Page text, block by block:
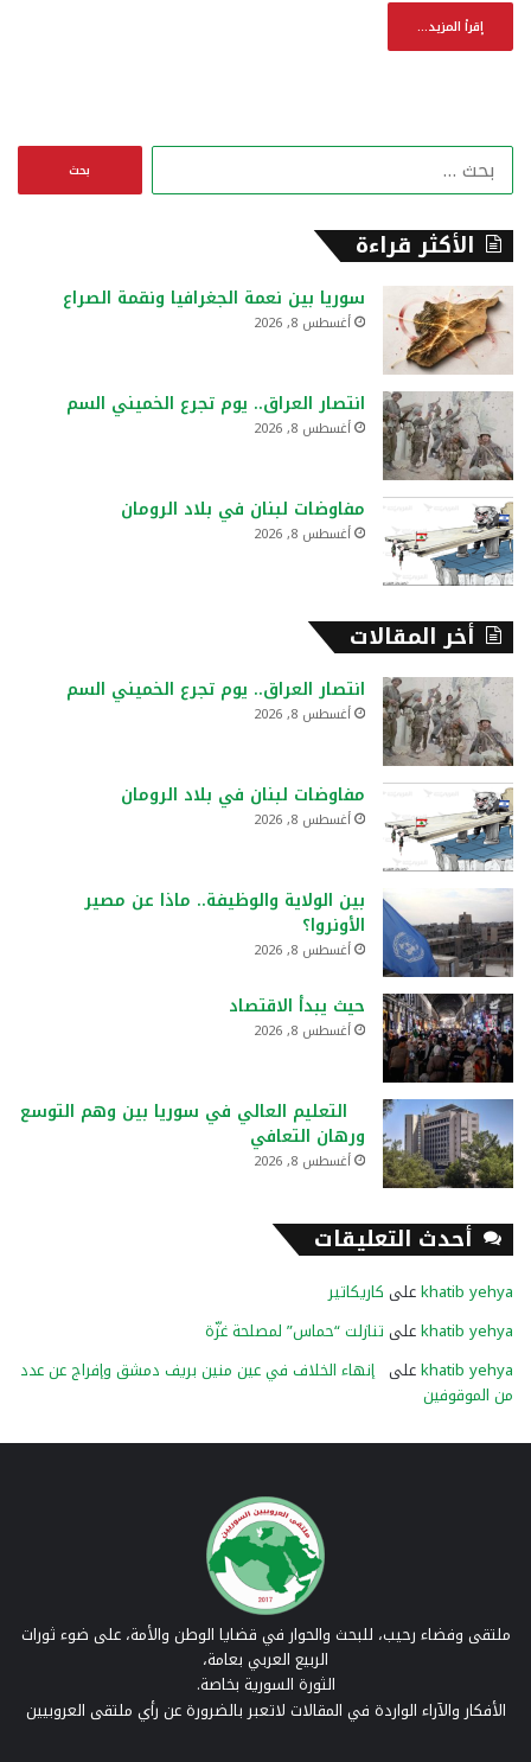
إقرأ المزيد...
ن
الأكثر قراءة
سوريا بين نعمة الجغرافيا ونقمة الصراع
أغسطس 8, 2026
انتصار العراق.. يوم تجرع الخميني السم
أغسطس 8, 2026
مفاوضات لبنان في بلاد الرومان
أغسطس 8, 2026
أخر المقالات
انتصار العراق.. يوم تجرع الخميني السم
أغسطس 8, 2026
مفاوضات لبنان في بلاد الرومان
أغسطس 8, 2026
بين الولاية والوظيفة.. ماذا عن مصير
الأونروا؟
أغسطس 8, 2026
حيث يبدأ الاقتصاد
أغسطس 8, 2026
التعليم العالي في سوريا بين وهم التوسع
ورهان التعافي
أغسطس 8, 2026
أحدث التعليقات
khatib yehyaعلى كاريكاتير
khatib yehyaعلى تنازلت “حماس” لمصلحة غزّة
khatib yehyaعلى إنهاء الخلاف في عين منين بريف دمشق وإفراج عن عدد
من الموقوفين
ملتقى وفضاء رحيب، للبحث والحوار في قضايا الوطن والأمة، على ضوء ثورات
الربيع العربي بعامة،
الثورة السورية بخاصة.
الأفكار والآراء الواردة في المقالات لاتعبر بالضرورة عن رأي ملتقى العروبيين